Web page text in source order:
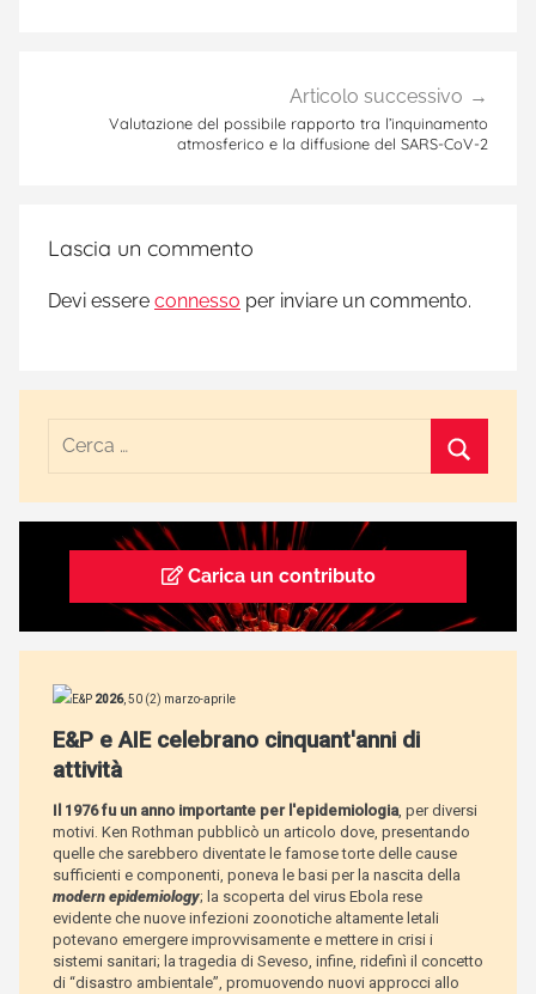
Articolo successivo
Valutazione del possibile rapporto tra l’inquinamento
atmosferico e la diffusione del SARS-CoV-2
Lascia un commento
Devi essere connesso per inviare un commento.
Carica un contributo